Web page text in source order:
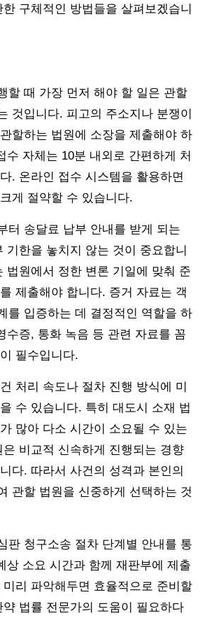
구체적인 방법들을 살펴보겠습니
할 때 가장 먼저 해야 할 일은 관할
것입니다. 피고의 주소지나 분쟁이
할하는 법원에 소장을 제출해야 하
수 자체는 10분 내외로 간편하게 처
. 온라인 접수 시스템을 활용하면
게 절약할 수 있습니다.
터 송달료 납부 안내를 받게 되는
기한을 놓치지 않는 것이 중요합니
법원에서 정한 변론 기일에 맞춰 준
제출해야 합니다. 증거 자료는 객
를 입증하는 데 결정적인 역할을 하
수증, 통화 녹음 등 관련 자료를 꼼
필수입니다.
처리 속도나 절차 진행 방식에 미
수 있습니다. 특히 대도시 소재 법
많아 다소 시간이 소요될 수 있는
비교적 신속하게 진행되는 경향
다. 따라서 사건의 성격과 본인의
관할 법원을 신중하게 선택하는 것
판 청구소송 절차 단계별 안내를 통
상 소요 시간과 함께 재판부에 제출
리 파악해두면 효율적으로 준비할
법률 전문가의 도움이 필요하다